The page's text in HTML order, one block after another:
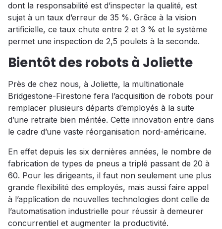
dont la responsabilité est d’inspecter la qualité, est
sujet à un taux d’erreur de 35 %. Grâce à la vision
artificielle, ce taux chute entre 2 et 3 % et le système
permet une inspection de 2,5 poulets à la seconde.
Bientôt des robots à Joliette
Près de chez nous, à Joliette, la multinationale
Bridgestone-Firestone fera l’acquisition de robots pour
remplacer plusieurs départs d’employés à la suite
d’une retraite bien méritée. Cette innovation entre dans
le cadre d’une vaste réorganisation nord-américaine.
En effet depuis les six dernières années, le nombre de
fabrication de types de pneus a triplé passant de 20 à
60. Pour les dirigeants, il faut non seulement une plus
grande flexibilité des employés, mais aussi faire appel
à l’application de nouvelles technologies dont celle de
l’automatisation industrielle pour réussir à demeurer
concurrentiel et augmenter la productivité.